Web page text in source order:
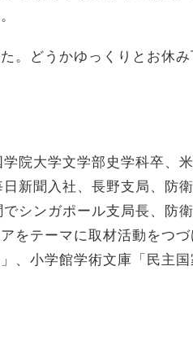
。どうかゆっくりとお休
院大学文学部史学科卒、
新聞入社、長野支局、防
シンガポール支局長、防
をテーマに取材活動をつ
、小学館学術文庫「民主